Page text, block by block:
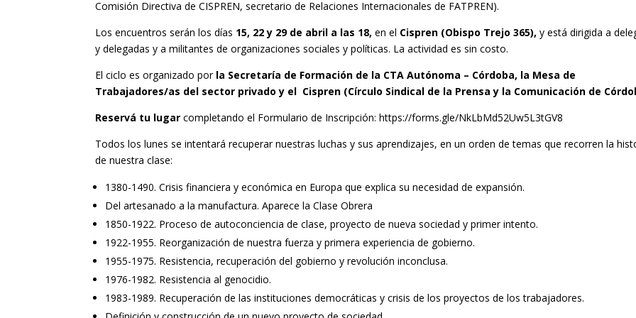
Comisión Directiva de CISPREN, secretario de Relaciones Internacionales de FATPREN).
Los encuentros serán los días 15, 22 y 29 de abril a las 18,en el Cispren (Obispo Trejo 365), y está dirigida a
y delegadas y a militantes de organizaciones sociales y políticas. La actividad es sin costo.
El ciclo es organizado por la Secretaría de Formación de la CTA Autónoma – Córdoba, la Mesa de
Trabajadores/as del sector privado y el Cispren (Círculo Sindical de la Prensa y la Comunicación de
Reservá tu lugar completando el Formulario de Inscripción:https://forms.gle/NkLbMd52Uw5L3tGV8
Todos los lunes se intentará recuperar nuestras luchas y sus aprendizajes, en un orden de temas que recorren la
de nuestra clase:
1380-1490. Crisis financiera y económica en Europa que explica su necesidad de expansión.
Del artesanado a la manufactura. Aparece la Clase Obrera
1850-1922. Proceso de autoconciencia de clase, proyecto de nueva sociedad y primer intento.
1922-1955. Reorganización de nuestra fuerza y primera experiencia de gobierno.
1955-1975. Resistencia, recuperación del gobierno y revolución inconclusa.
1976-1982. Resistencia al genocidio.
1983-1989. Recuperación de las instituciones democráticas y crisis de los proyectos de los trabajadores.